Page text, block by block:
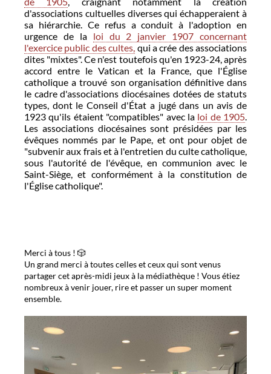
d'associations cultuelles diverses qui échapperaient à
sa hiérarchie. Ce refus a conduit à l'adoption en
urgence de la loi du 2 janvier 1907 concernant
l'exercice public des cultes, qui a crée des associations
dites "mixtes". Ce n'est toutefois qu'en 1923-24, après
accord entre le Vatican et la France, que l'Église
catholique a trouvé son organisation définitive dans
le cadre d'associations diocésaines dotées de statuts
types, dont le Conseil d'État a jugé dans un avis de
1923 qu'ils étaient "compatibles" avec la loi de 1905.
Les associations diocésaines sont présidées par les
évêques nommés par le Pape, et ont pour objet de
"subvenir aux frais et à l'entretien du culte catholique,
sous l'autorité de l'évêque, en communion avec le
Saint-Siège, et conformément à la constitution de
l'Église catholique".
Merci à tous ! 🎲
Un grand merci à toutes celles et ceux qui sont venus
partager cet après-midi jeux à la médiathèque ! Vous étiez
nombreux à venir jouer, rire et passer un super moment
ensemble.